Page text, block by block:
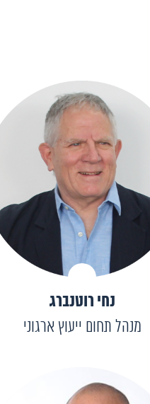
נחי רוטנברג
מנהל תחום ייעוץ ארגוני